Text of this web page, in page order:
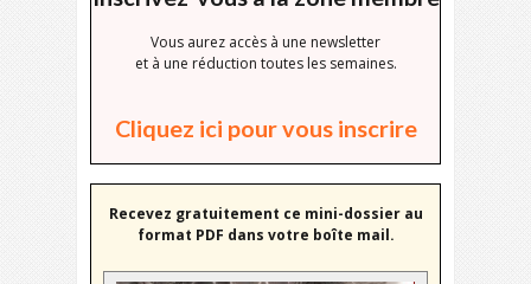
Vous aurez accès à une newsletter
et à une réduction toutes les semaines.
Cliquez ici pour vous inscrire
Recevez gratuitement ce mini-dossier au
format PDF dans votre boîte mail.